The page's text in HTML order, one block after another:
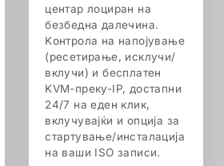
центар лоциран на
безбедна далечина.
Kонтрола на напојување
(ресетирање, исклучи/
вклучи) и бесплатен
KVM-преку-IP, достапни
24/7 на еден клик,
вклучувајќи и опција за
стартување/инсталација
на ваши ISO записи.